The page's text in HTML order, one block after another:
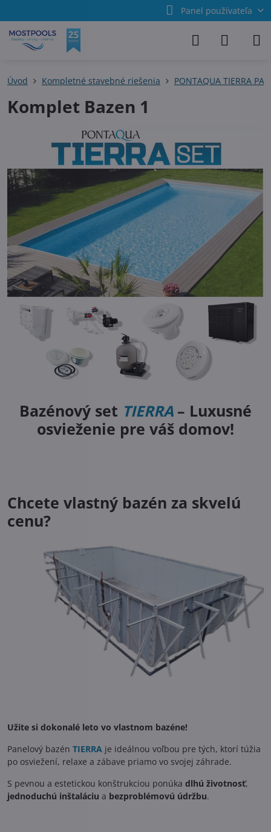
Panel používateľa
Úvod Kompletné stavebné riešenia PONTAQUA TIERRA
Komplet Bazen 1
Bazénový set TIERRA – Luxusné
osvieženie pre váš domov!
Chcete vlastný bazén za skvelú
cenu?
Užite si dokonalé leto vo vlastnom bazéne!
Panelový bazén TIERRA je ideálnou voľbou pre tých, ktorí túžia
po osviežení, relaxe a zábave priamo vo svojej záhrade.
S pevnou a estetickou konštrukciou ponúka dlhú životnosť,
jednoduchú inštaláciu a bezproblémovú údržbu.